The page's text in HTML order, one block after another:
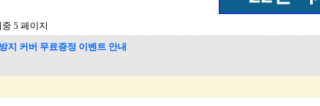
5 페이지
지 커버 무료증정 이벤트 안내